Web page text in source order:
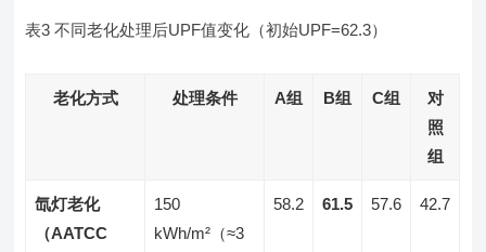
表3 不同老化处理后UPF值变化（初始UPF=62.3）
老化方式 处理条件 A组 B组 C组
对
照
组
氙灯老化
（AATCC
150
kWh/m²（≈3
58.2 61.5 57.6 42.7